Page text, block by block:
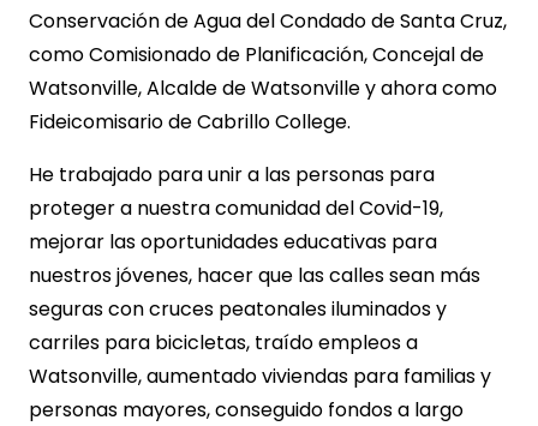
Conservación de Agua del Condado de Santa Cruz,
como Comisionado de Planificación, Concejal de
Watsonville, Alcalde de Watsonville y ahora como
Fideicomisario de Cabrillo College.
He trabajado para unir a las personas para
proteger a nuestra comunidad del Covid-19,
mejorar las oportunidades educativas para
nuestros jóvenes, hacer que las calles sean más
seguras con cruces peatonales iluminados y
carriles para bicicletas, traído empleos a
Watsonville, aumentado viviendas para familias y
personas mayores, conseguido fondos a largo